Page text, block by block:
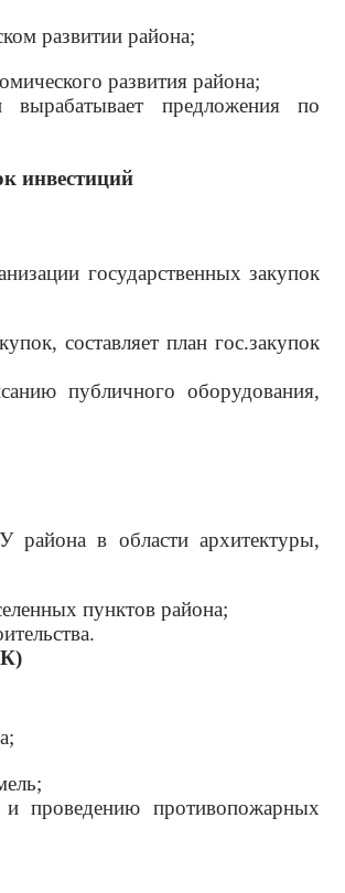
развитии района;
развития района;
предложения по
инвестиций
государственных закупок
составляет план гос.закупок
публичного оборудования,
в области архитектуры,
пунктов района;
проведению противопожарных